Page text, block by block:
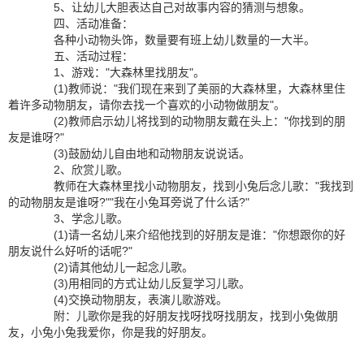
5、让幼儿大胆表达自己对故事内容的猜测与想象。
四、活动准备：
各种小动物头饰，数量要有班上幼儿数量的一大半。
五、活动过程：
1、游戏："大森林里找朋友"。
(1)教师说："我们现在来到了美丽的大森林里，大森林里住
着许多动物朋友，请你去找一个喜欢的小动物做朋友"。
(2)教师启示幼儿将找到的动物朋友戴在头上："你找到的朋
友是谁呀?"
(3)鼓励幼儿自由地和动物朋友说说话。
2、欣赏儿歌。
教师在大森林里找小动物朋友，找到小兔后念儿歌："我找到
的动物朋友是谁呀?""我在小兔耳旁说了什么话?"
3、学念儿歌。
(1)请一名幼儿来介绍他找到的好朋友是谁："你想跟你的好
朋友说什么好听的话呢?"
(2)请其他幼儿一起念儿歌。
(3)用相同的方式让幼儿反复学习儿歌。
(4)交换动物朋友，表演儿歌游戏。
附：儿歌你是我的好朋友找呀找呀找朋友，找到小兔做朋
友，小兔小兔我爱你，你是我的好朋友。